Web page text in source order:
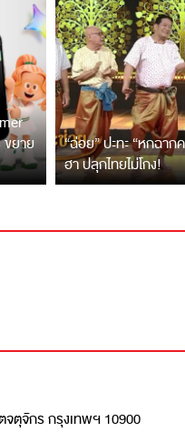
ยาย
“ฉ่อย” ปะทะ “หกฉา
ฮา ปลุกไทยไม่โกง!
จตุจักร กรุงเทพฯ 10900